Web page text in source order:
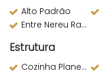
Alto Padrão
Entre Nereu Ramos e 2a Avenida
Estrutura
Cozinha Planejada